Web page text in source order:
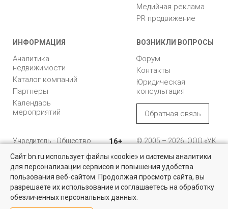
Найти квартиру - это просто!
Выбирайте среди 14 тысяч проверенных вариантов на вторичом
рынке жилья на портале BN.ru
Медийная реклама
PR продвижение
ИНФОРМАЦИЯ
Аналитика
недвижимости
Каталог компаний
Партнеры
Календарь
мероприятий
ВОЗНИКЛИ ВОПРОСЫ
Форум
Контакты
Юридическая
консультация
Обратная связь
Учредитель - Общество
ответственностью
"Управляющая
компания "Бюллетень
недвижимости"
16+
© 2005 – 2026, ООО «УК
196105, Санкт-
Петербург, пр. Юрия
Гагарина, 1
8 (812) 331-93-56
Сайт bn.ru использует файлы «cookie» и системы аналитики
для персонализации сервисов и повышения удобства
пользования веб-сайтом. Продолжая просмотр сайта, вы
разрешаете их использование и соглашаетесь на обработку
обезличенных персональных данных.